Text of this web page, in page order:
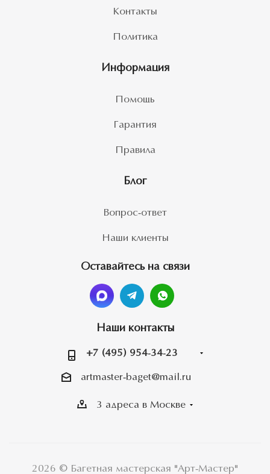
Контакты
Политика
Информация
Помощь
Гарантия
Правила
Блог
Вопрос-ответ
Наши клиенты
Оставайтесь на связи
Наши контакты
+7 (495) 954-34-23
artmaster-baget@mail.ru
3 адреса в Москве
2026 © Багетная мастерская "Арт-Мастер"